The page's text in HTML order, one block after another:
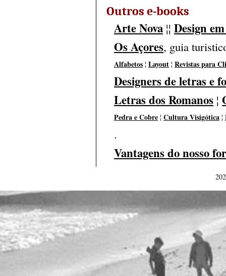
Outros e-books
Arte Nova ¦¦ Design
Os Açores, guia
Alfabetos ¦ Layout ¦ Revistas para
Designers de letras e
Letras dos Romanos ¦
Pedra e Cobre ¦ Cultura Visigótica ¦
.
Vantagens do nosso